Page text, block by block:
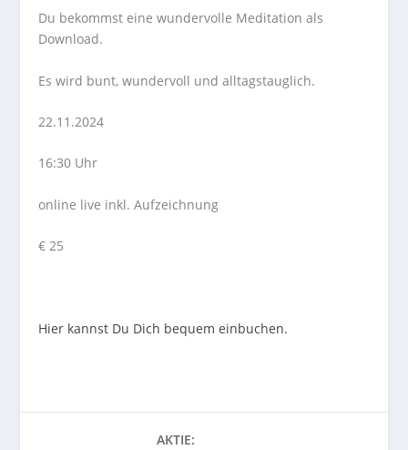
Du bekommst eine wundervolle Meditation als
Download.
Es wird bunt, wundervoll und alltagstauglich.
22.11.2024
16:30 Uhr
online live inkl. Aufzeichnung
€ 25
Hier kannst Du Dich bequem einbuchen.
AKTIE: